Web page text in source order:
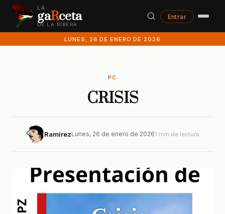
LA
gaRceta
DE LA RIBERA
Entrar
LUNES, 26 DE ENERO DE 2026
PC
CRISIS
RamírezLunes, 26 de enero de 20261 min de lectura